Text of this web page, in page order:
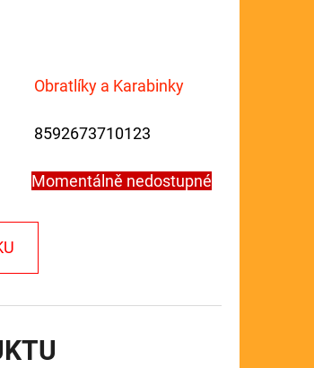
Obratlíky a Karabinky
8592673710123
Momentálně nedostupné